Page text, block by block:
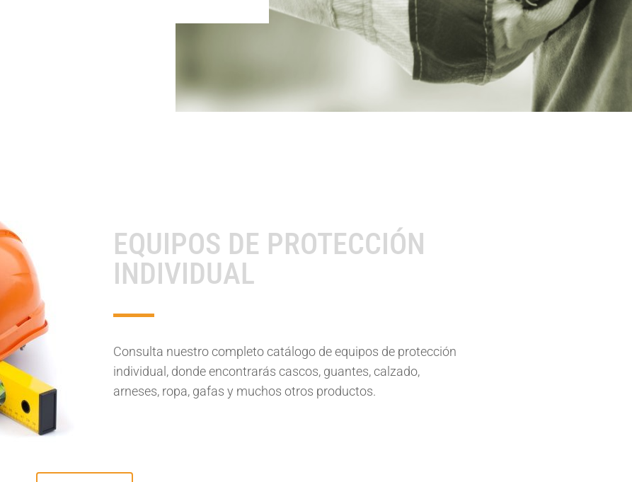
EQUIPOS DE PROTECCIÓN
INDIVIDUAL
Consulta nuestro completo catálogo de equipos de protección
individual, donde encontrarás cascos, guantes, calzado,
arneses, ropa, gafas y muchos otros productos.